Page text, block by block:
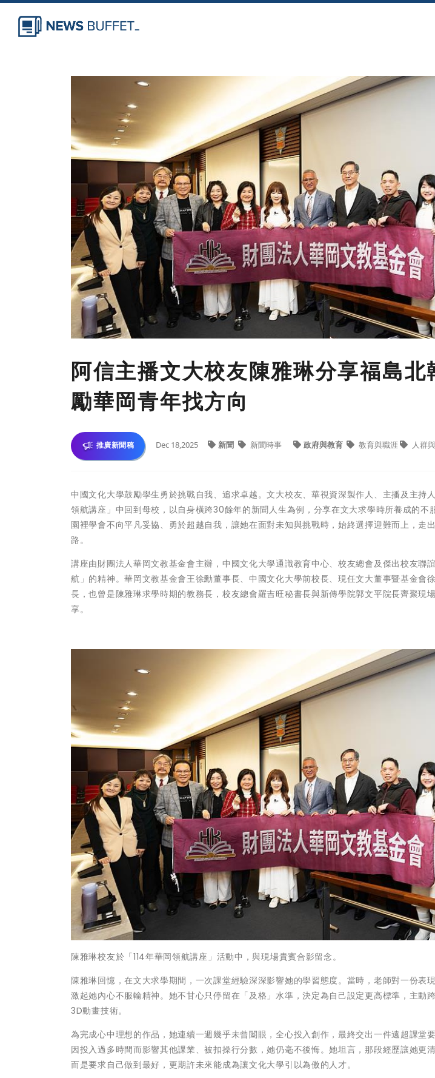
阿信主播文大校友陳雅琳分享福島北
勵華岡青年找方向
推廣新聞稿 Dec 18,2025 新聞 新聞時事 政府與教育 教育與職涯 人群
中國文化大學鼓勵學生勇於挑戰自我、追求卓越。文大校友、華視資深製作人、主播及主持
領航講座」中回到母校，以自身橫跨30餘年的新聞人生為例，分享在文大求學時所養成的不
園裡學會不向平凡妥協、勇於超越自我，讓她在面對未知與挑戰時，始終選擇迎難而上，走
路。
講座由財團法人華岡文教基金會主辦，中國文化大學通識教育中心、校友總會及傑出校友聯
航」的精神。華岡文教基金會王徐勳董事長、中國文化大學前校長、現任文大董事暨基金會
長，也曾是陳雅琳求學時期的教務長，校友總會羅吉旺秘書長與新傳學院郭文平院長齊聚現
享。
陳雅琳校友於「114年華岡領航講座」活動中，與現場貴賓合影留念。
陳雅琳回憶，在文大求學期間，一次課堂經驗深深影響她的學習態度。當時，老師對一份表
激起她內心不服輸精神。她不甘心只停留在「及格」水準，決定為自己設定更高標準，主動
3D動畫技術。
為完成心中理想的作品，她連續一週幾乎未曾闔眼，全心投入創作，最終交出一件遠超課堂
因投入過多時間而影響其他課業、被扣操行分數，她仍毫不後悔。她坦言，那段經歷讓她更
而是要求自己做到最好，更期許未來能成為讓文化大學引以為傲的人才。